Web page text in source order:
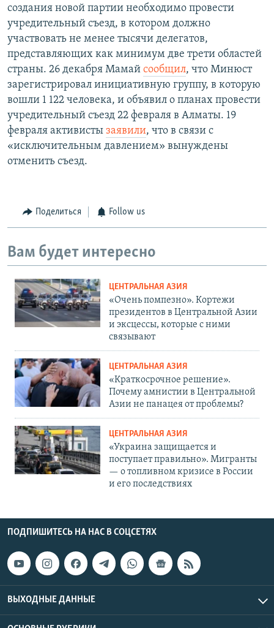
создания новой партии необходимо провести
учредительный съезд, в котором должно
участвовать не менее тысячи делегатов,
представляющих как минимум две трети областей
страны. 26 декабря Мамай сообщил, что Минюст
зарегистрировал инициативную группу, в которую
вошли 1 122 человека, и объявил о планах провести
учредительный съезд 22 февраля в Алматы. 19
февраля активисты заявили, что в связи с
«исключительным давлением» вынуждены
отменить съезд.
Поделиться Follow us
Вам будет интересно
ЦЕНТРАЛЬНАЯ АЗИЯ
«Очень помпезно». Кортежи
президентов в Центральной Азии
и эксцессы, которые с ними
связывают
ЦЕНТРАЛЬНАЯ АЗИЯ
«Краткосрочное решение».
Почему амнистии в Центральной
Азии не панацея от проблемы?
ЦЕНТРАЛЬНАЯ АЗИЯ
«Украина защищается и
поступает правильно». Мигранты
— о топливном кризисе в России
и его последствиях
ПОДПИШИТЕСЬ НА НАС В СОЦСЕТЯХ
ВЫХОДНЫЕ ДАННЫЕ